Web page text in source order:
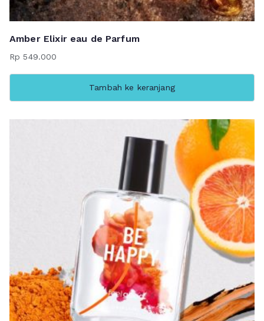
Amber Elixir eau de Parfum
Rp 549.000
Tambah ke keranjang